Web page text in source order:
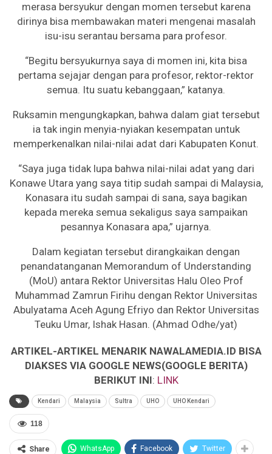
merasa bersyukur dengan momen tersebut karena
dirinya bisa membawakan materi mengenai masalah
isu-isu serantau bersama para profesor.
“Begitu bersyukurnya saya di momen ini, kita bisa
pertama sejajar dengan para profesor, rektor-rektor
semua. Itu suatu kebanggaan,” katanya.
Ruksamin mengungkapkan, bahwa dalam giat tersebut
ia tak ingin menyia-nyiakan kesempatan untuk
memperkenalkan nilai-nilai adat dari Kabupaten Konut.
“Saya juga tidak lupa bahwa nilai-nilai adat yang dari
Konawe Utara yang saya titip sudah sampai di Malaysia,
Konasara itu sudah sampai di sana, saya bagikan
kepada mereka semua sekaligus saya sampaikan
pesannya Konasara apa,” ujarnya.
Dalam kegiatan tersebut dirangkaikan dengan
penandatanganan Memorandum of Understanding
(MoU) antara Rektor Universitas Halu Oleo Prof
Muhammad Zamrun Firihu dengan Rektor Universitas
Abulyatama Aceh Agung Efriyo dan Rektor Universitas
Teuku Umar, Ishak Hasan. (Ahmad Odhe/yat)
ARTIKEL-ARTIKEL MENARIK NAWALAMEDIA.ID BISA
DIAKSES VIA GOOGLE NEWS(GOOGLE BERITA)
BERIKUT INI: LINK
Kendari Malaysia Sultra UHO UHO Kendari
118
Share WhatsApp Facebook Twitter